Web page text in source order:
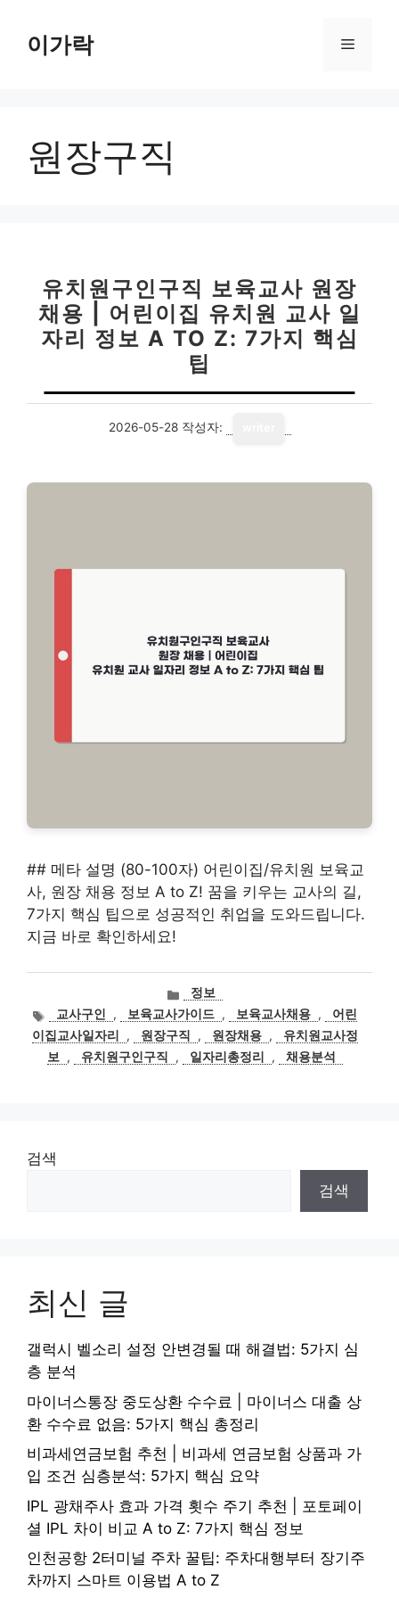
이가락 메
원장구직
유치원구인구직 보육교사 원장
채용 | 어린이집 유치원 교사 일
자리 정보 A TO Z: 7가지 핵심
팁
2026-05-28 작성자:
## 메타 설명 (80-100자) 어린이집/유치원 보육교
사, 원장 채용 정보 A to Z! 꿈을 키우는 교사의 길,
7가지 핵심 팁으로 성공적인 취업을 도와드립니다.
지금 바로 확인하세요!
카
테
고
리
정보
태
그
교사구인 , 보육교사가이드 , 보육교사채용 ,
어린
이집교사일자리
, 원장구직 , 원장채용 ,
유치원교사정
보
, 유치원구인구직 , 일자리총정리 , 채용분석
검색
검색
최신 글
갤럭시 벨소리 설정 안변경될 때 해결법: 5가지 심
층 분석
마이너스통장 중도상환 수수료 | 마이너스 대출 상
환 수수료 없음: 5가지 핵심 총정리
비과세연금보험 추천 | 비과세 연금보험 상품과 가
입 조건 심층분석: 5가지 핵심 요약
IPL 광채주사 효과 가격 횟수 주기 추천 | 포토페이
셜 IPL 차이 비교 A to Z: 7가지 핵심 정보
인천공항 2터미널 주차 꿀팁: 주차대행부터 장기주
차까지 스마트 이용법 A to Z